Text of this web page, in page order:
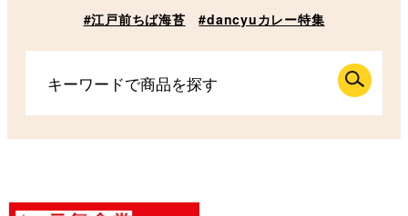
#江戸前ちば海苔
#dancyuカレー特集